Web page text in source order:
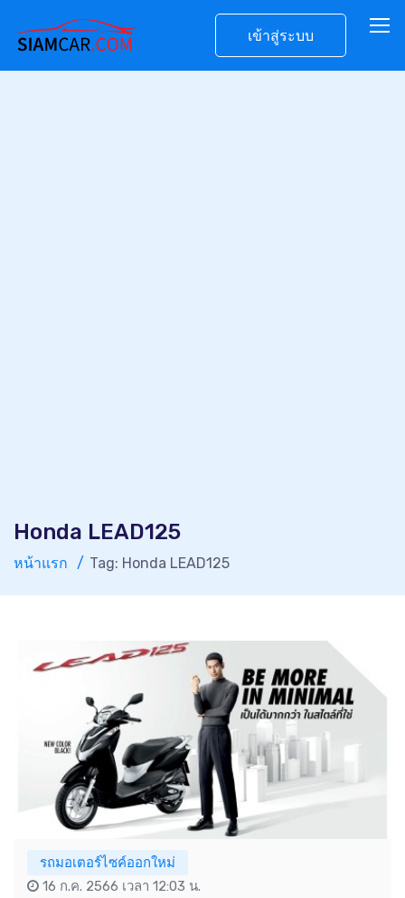
เข้าสู่ระบบ
Honda LEAD125
หน้าแรก Tag: Honda LEAD125
รถมอเตอร์ไซค์ออกใหม่
16 ก.ค. 2566 เวลา 12:03 น.